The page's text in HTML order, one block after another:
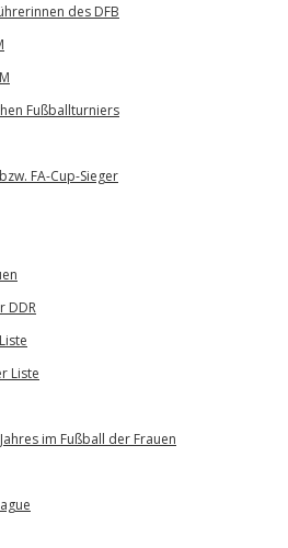
des DFB
Fußballturniers
FA-Cup-Sieger
DDR
Liste
im Fußball der Frauen